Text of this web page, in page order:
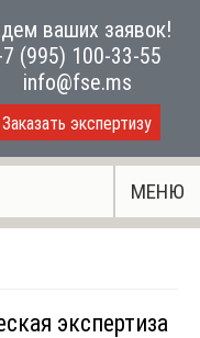
ваших заявок!
(995) 100-33-55
info@fse.ms
Заказать экспертизу
МЕНЮ
экспертиза